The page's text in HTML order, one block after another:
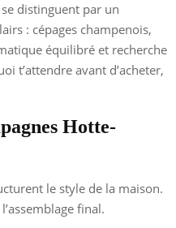
se distinguent par un
: cépages champenois,
équilibré et recherche
t’attendre avant d’acheter,
Hotte-
le style de la maison.
final.